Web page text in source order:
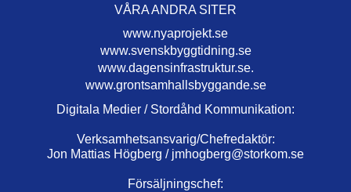
VÅRA ANDRA SITER
www.nyaprojekt.se
www.svenskbyggtidning.se
www.dagensinfrastruktur.se.
www.grontsamhallsbyggande.se
Digitala Medier / Stordåhd Kommunikation:
Verksamhetsansvarig/Chefredaktör:
Jon Mattias Högberg / jmhogberg@storkom.se
Försäljningschef: